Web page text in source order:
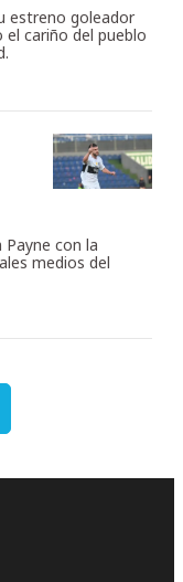
estreno goleador
cariño del pueblo
con la
medios del